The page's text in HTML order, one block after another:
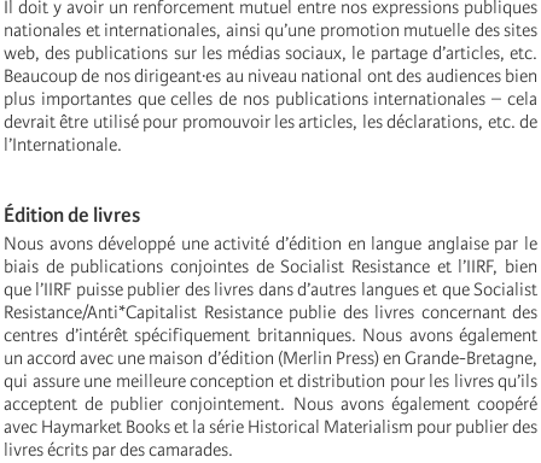
Il doit y avoir un renforcement mutuel entre nos expressions publiques
nationales et internationales, ainsi qu’une promotion mutuelle des sites
web, des publications sur les médias sociaux, le partage d’articles, etc.
Beaucoup de nos dirigeant·es au niveau national ont des audiences bien
plus importantes que celles de nos publications internationales – cela
devrait être utilisé pour promouvoir les articles, les déclarations, etc. de
l’Internationale.
Édition de livres
Nous avons développé une activité d’édition en langue anglaise par le
biais de publications conjointes de Socialist Resistance et l’IIRF, bien
que l’IIRF puisse publier des livres dans d’autres langues et que Socialist
Resistance/Anti*Capitalist Resistance publie des livres concernant des
centres d’intérêt spécifiquement britanniques. Nous avons également
un accord avec une maison d’édition (Merlin Press) en Grande-Bretagne,
qui assure une meilleure conception et distribution pour les livres qu’ils
acceptent de publier conjointement. Nous avons également coopéré
avec Haymarket Books et la série Historical Materialism pour publier des
livres écrits par des camarades.